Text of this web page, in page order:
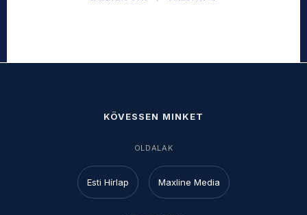
KÖVESSEN MINKET
OLDALAK
Esti Hírlap Maxline Media